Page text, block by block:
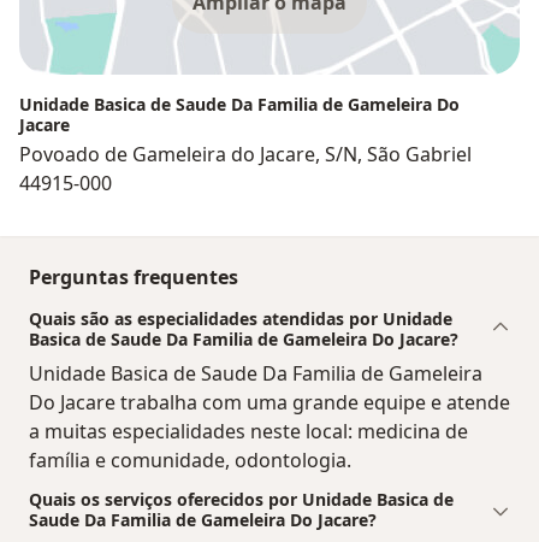
Unidade Basica de Saude Da Familia de Gameleira Do
Jacare
Povoado de Gameleira do Jacare, S/N, São Gabriel
44915-000
Perguntas frequentes
Quais são as especialidades atendidas por Unidade
Basica de Saude Da Familia de Gameleira Do Jacare?
Unidade Basica de Saude Da Familia de Gameleira
Do Jacare trabalha com uma grande equipe e atende
a muitas especialidades neste local: medicina de
família e comunidade, odontologia.
Quais os serviços oferecidos por Unidade Basica de
Saude Da Familia de Gameleira Do Jacare?